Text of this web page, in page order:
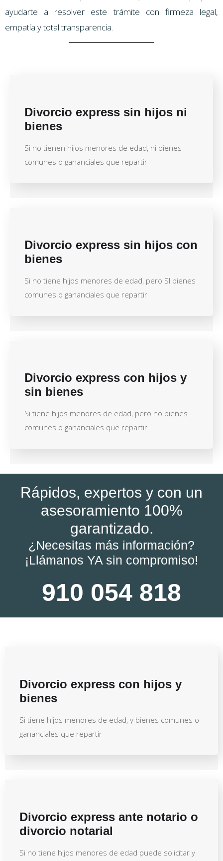
ayudarte a resolver este trámite con firmeza legal,
empatía y total transparencia.
Divorcio express sin hijos ni
bienes
Si no tienen hijos menores de edad, ni bienes
comunes o gananciales que repartir
Divorcio express sin hijos con
bienes
Si no tiene hijos menores de edad, pero SI bienes
comunes o gananciales que repartir
Divorcio express con hijos y
sin bienes
Si tiene hijos menores de edad, pero no bienes
comunes o gananciales que repartir
Rápidos, expertos y con un
asesoramiento 100%
garantizado.
¿Necesitas más información?
¡Llámanos YA sin compromiso!
910 054 818
Divorcio express con hijos y
bienes
Si tiene hijos menores de edad, y bienes comunes o
gananciales que repartir
Divorcio express ante notario o
divorcio notarial
Si no tiene hijos menores de edad puede solicitar y